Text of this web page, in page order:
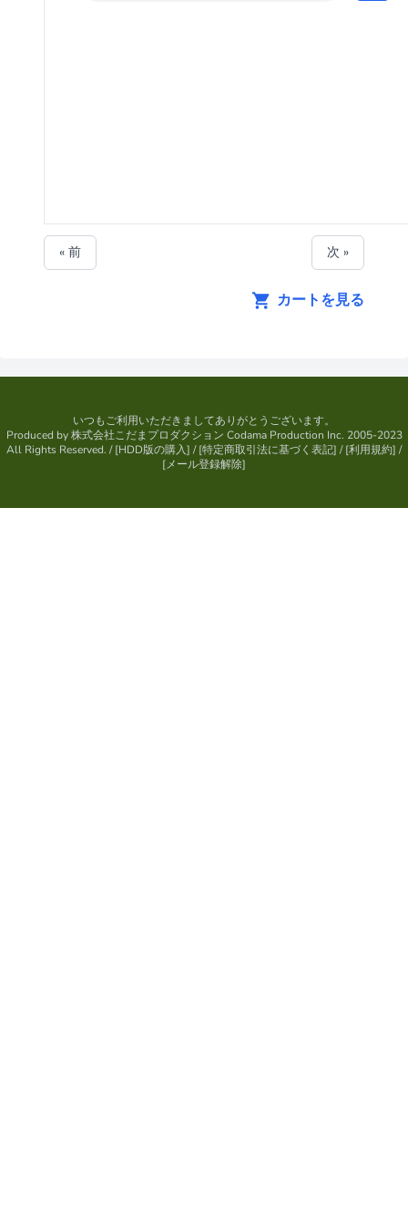
« 前 次 »
カートを見る
いつもご利用いただきましてありがとうございます。
Produced by株式会社こだまプロダクション Codama Production Inc. 2005-2023
All Rights Reserved. / [HDD版の購入] / [特定商取引法に基づく表記] / [利用規約] /
[メール登録解除]